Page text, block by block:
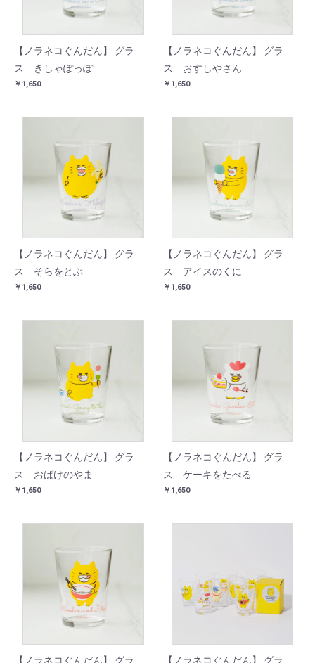
【ノラネコぐんだん】 グラ
ス きしゃぽっぽ
￥1,650
【ノラネコぐんだん】 グラ
ス おすしやさん
￥1,650
【ノラネコぐんだん】 グラ
ス そらをとぶ
￥1,650
【ノラネコぐんだん】 グラ
ス アイスのくに
￥1,650
【ノラネコぐんだん】 グラ
ス おばけのやま
￥1,650
【ノラネコぐんだん】 グラ
ス ケーキをたべる
￥1,650
【ノラネコぐんだん】 グラ 【ノラネコぐんだん】 グラ